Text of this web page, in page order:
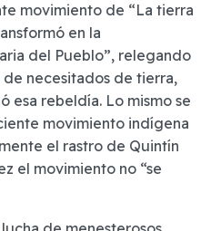
movimiento de “La tierra
en la
del Pueblo”, relegando
de necesitados de tierra,
esa rebeldía. Lo mismo se
movimiento indígena
el rastro de Quintín
el movimiento no “se